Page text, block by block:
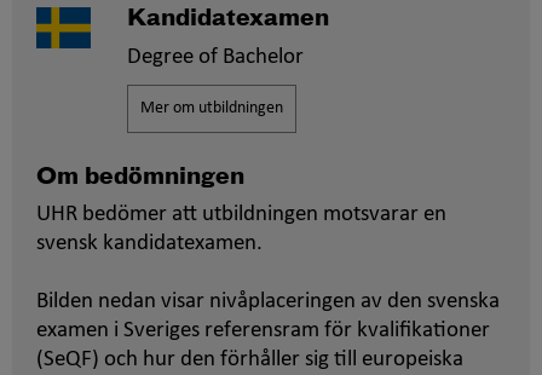
Kandidatexamen
Degree of Bachelor
Mer om utbildningen
Om bedömningen
UHR bedömer att utbildningen motsvarar en
svensk kandidatexamen.
Bilden nedan visar nivåplaceringen av den svenska
examen i Sveriges referensram för kvalifikationer
(SeQF) och hur den förhåller sig till europeiska